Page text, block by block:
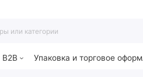
B2B Упаковка и торговое